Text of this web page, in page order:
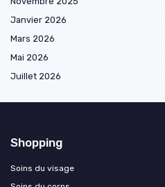
Janvier 2026
Mars 2026
Mai 2026
Juillet 2026
Shopping
Soins du visage